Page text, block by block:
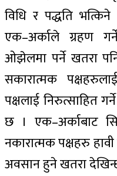
विधि र पद्धति
एक–अर्काले ग्रहण
ओझेलमा पर्ने खतरा
सकारात्मक
पक्षलाई निरुत्साहित
छ । एक–अर्काबाट
नकारात्मक पक्षहरु
अवसान हुने खतरा